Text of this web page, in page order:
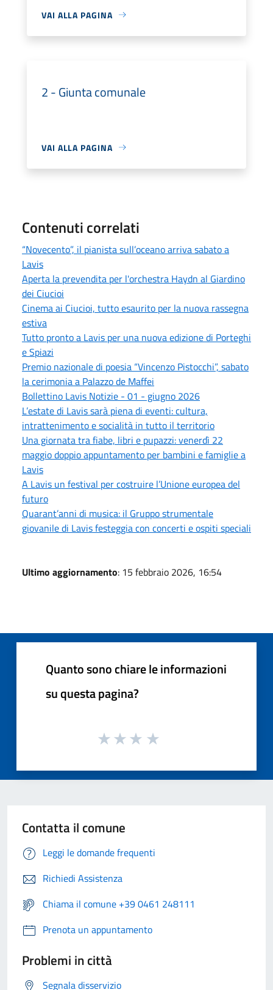
VAI ALLA PAGINA
2 - Giunta comunale
VAI ALLA PAGINA
Contenuti correlati
“Novecento”, il pianista sull’oceano arriva sabato a
Lavis
Aperta la prevendita per l'orchestra Haydn al Giardino
dei Ciucioi
Cinema ai Ciucioi, tutto esaurito per la nuova rassegna
estiva
Tutto pronto a Lavis per una nuova edizione di Porteghi
e Spiazi
Premio nazionale di poesia “Vincenzo Pistocchi”, sabato
la cerimonia a Palazzo de Maffei
Bollettino Lavis Notizie - 01 - giugno 2026
L’estate di Lavis sarà piena di eventi: cultura,
intrattenimento e socialità in tutto il territorio
Una giornata tra fiabe, libri e pupazzi: venerdì 22
maggio doppio appuntamento per bambini e famiglie a
Lavis
A Lavis un festival per costruire l’Unione europea del
futuro
Quarant’anni di musica: il Gruppo strumentale
giovanile di Lavis festeggia con concerti e ospiti speciali
Ultimo aggiornamento: 15 febbraio 2026, 16:54
Quanto sono chiare le informazioni
su questa pagina?
Contatta il comune
Leggi le domande frequenti
Richiedi Assistenza
Chiama il comune +39 0461 248111
Prenota un appuntamento
Problemi in città
Segnala disservizio